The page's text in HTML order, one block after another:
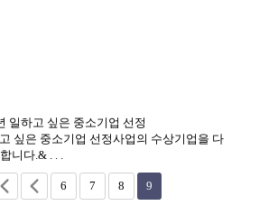
일하고 싶은 중소기업 선정
싶은 중소기업 선정사업의 수상기업을 다
니다.& . . .
6 7 8 9